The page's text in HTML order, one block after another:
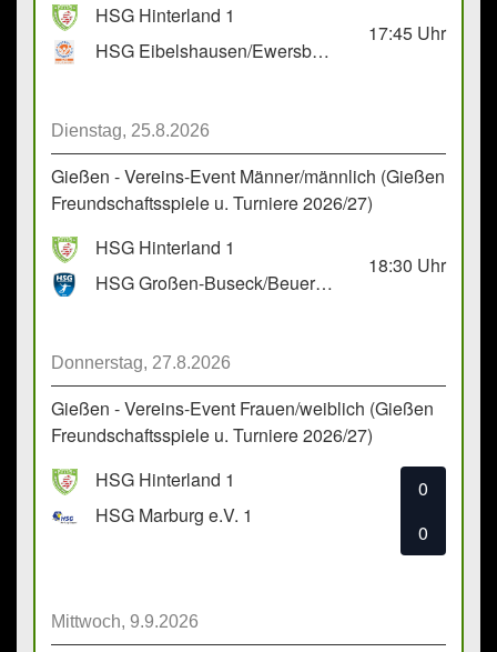
HSG Hinterland 1
HSG Eibelshausen/Ewersbach GbR 2
17:45 Uhr
Dienstag, 25.8.2026
Gießen - Vereins-Event Männer/männlich (Gießen
Freundschaftsspiele u. Turniere 2026/27)
HSG Hinterland 1
HSG Großen-Buseck/Beuern 1
18:30 Uhr
Donnerstag, 27.8.2026
Gießen - Vereins-Event Frauen/weiblich (Gießen
Freundschaftsspiele u. Turniere 2026/27)
HSG Hinterland 1
HSG Marburg e.V. 1
0
0
Mittwoch, 9.9.2026